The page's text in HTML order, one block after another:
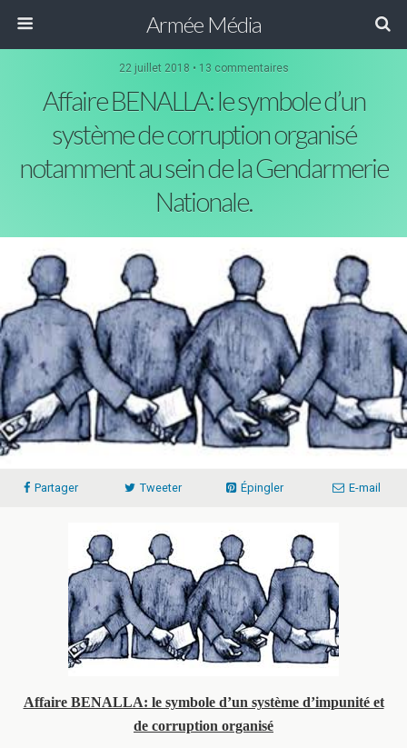
Armée Média
22 juillet 2018 • 13 commentaires
Affaire BENALLA: le symbole d’un
système de corruption organisé
notamment au sein de la Gendarmerie
Nationale.
Partager Tweeter Épingler E-mail
Affaire BENALLA: le symbole d’un système d’impunité et
de corruption organisé